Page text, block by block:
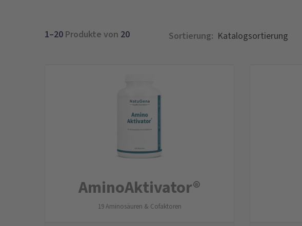
1–20 Produkte von 20 Sortierung:
AminoAktivator®
19 Aminosäuren & Cofaktoren